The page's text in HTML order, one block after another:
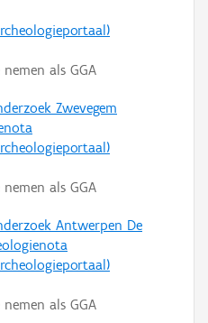
als GGA
Zwevegem
als GGA
Antwerpen De
als GGA